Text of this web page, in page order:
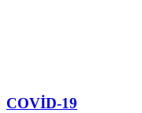
COVİD-19